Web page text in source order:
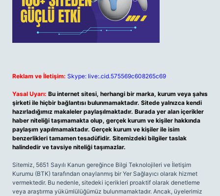
Reklam ve İletişim: Skype: live:.cid.575569c608265c69
Yasal Uyarı: Bu internet sitesi, herhangi bir marka, kurum veya şahıs
şirketi ile hiçbir bağlantısı bulunmamaktadır. Sitede yalnızca kendi
hazırladığımız makaleler paylaşılmaktadır. Burada yer alan içerikler
haber niteliği taşımamakta olup, gerçek kurum ve kişiler hakkında
paylaşım yapılmamaktadır. Gerçek kurum ve kişiler ile isim
benzerlikleri tamamen tesadüfidir. Sitemizdeki bilgiler taslak
halindedir ve tavsiye niteliği taşımazlar.
Sitemiz, 5651 Sayılı Kanun gereğince Bilgi Teknolojileri ve İletişim
Kurumu (BTK) tarafından onaylanmış bir Yer Sağlayıcı olarak hizmet
vermektedir. Bu nedenle, sitedeki içerikleri proaktif olarak denetleme
veya araştırma yükümlülüğümüz bulunmamaktadır. Ancak, üyelerimiz